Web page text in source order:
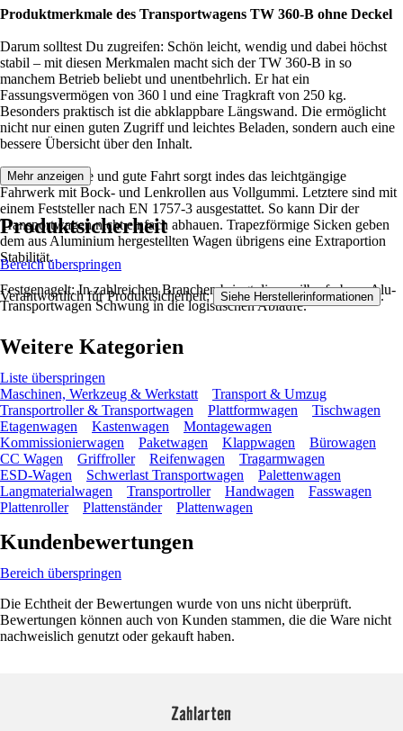
Produktmerkmale des Transportwagens TW 360-B ohne Deckel
Darum solltest Du zugreifen: Schön leicht, wendig und dabei höchst
stabil – mit diesen Merkmalen macht sich der TW 360-B in so
manchem Betrieb beliebt und unentbehrlich. Er hat ein
Fassungsvermögen von 360 l und eine Tragkraft von 250 kg.
Besonders praktisch ist die abklappbare Längswand. Die ermöglicht
nicht nur einen guten Zugriff und leichtes Beladen, sondern auch eine
bessere Übersicht über den Inhalt.
Für eine zackige und gute Fahrt sorgt indes das leichtgängige
Fahrwerk mit Bock- und Lenkrollen aus Vollgummi. Letztere sind mit
einem Feststeller nach EN 1757-3 ausgestattet. So kann Dir der
Transportwagen nicht einfach abhauen. Trapezförmige Sicken geben
dem aus Aluminium hergestellten Wagen übrigens eine Extraportion
Stabilität.
Festgenagelt: In zahlreichen Branchen bringt dieser silberfarbene Alu-
Transportwagen Schwung in die logistischen Abläufe.
Mehr anzeigen
Produktsicherheit
Bereich überspringen
Verantwortlich für Produktsicherheit: Siehe Herstellerinformationen .
Weitere Kategorien
Liste überspringen
Maschinen, Werkzeug & Werkstatt
Transport & Umzug
Transportroller & Transportwagen
Plattformwagen
Tischwagen
Etagenwagen
Kastenwagen
Montagewagen
Kommissionierwagen
Paketwagen Klappwagen
Bürowagen
CC Wagen
Griffroller Reifenwagen
Tragarmwagen
ESD-Wagen
Schwerlast Transportwagen
Palettenwagen
Langmaterialwagen
Transportroller Handwagen
Fasswagen
Plattenroller
Plattenständer Plattenwagen
Kundenbewertungen
Bereich überspringen
Die Echtheit der Bewertungen wurde von uns nicht überprüft.
Bewertungen können auch von Kunden stammen, die die Ware nicht
nachweislich genutzt oder gekauft haben.
Zahlarten